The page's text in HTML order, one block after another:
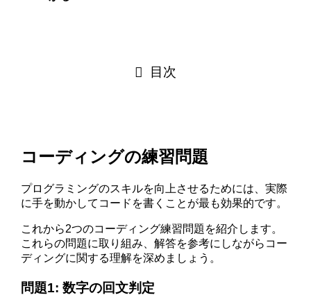
目次
コーディングの練習問題
プログラミングのスキルを向上させるためには、実際
に手を動かしてコードを書くことが最も効果的です。
これから2つのコーディング練習問題を紹介します。
これらの問題に取り組み、解答を参考にしながらコー
ディングに関する理解を深めましょう。
問題1: 数字の回文判定